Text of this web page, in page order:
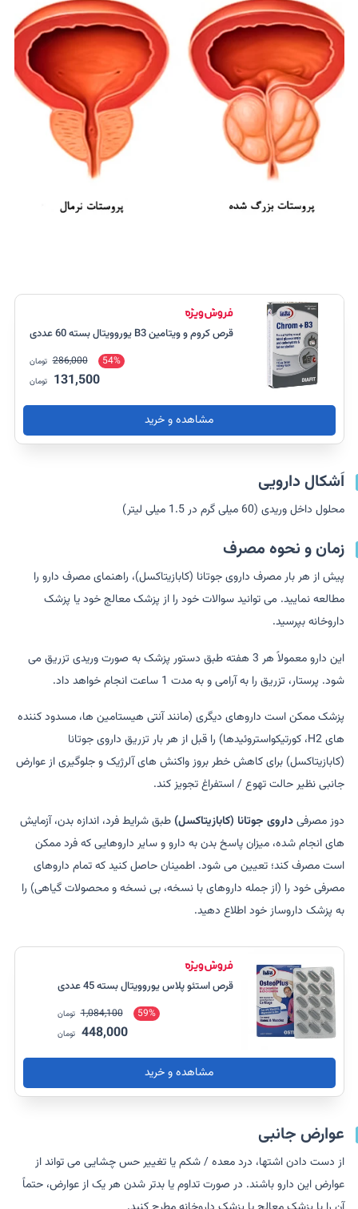
قرص کروم و ویتامین B3 یوروویتال بسته 60 عددی
54%
286,000 تومان
131,500 تومان
مشاهده و خرید
اَشکال دارویی
محلول داخل وریدی (60 میلی گرم در 1.5 میلی لیتر)
زمان و نحوه مصرف
پیش از هر بار مصرف داروی جوتانا (کابازیتاکسل)، راهنمای مصرف دارو را
مطالعه نمایید. می توانید سوالات خود را از پزشک معالج خود یا پزشک
داروخانه بپرسید.
این دارو معمولاً هر 3 هفته طبق دستور پزشک به صورت وریدی تزریق می
شود. پرستار، تزریق را به آرامی و به مدت 1 ساعت انجام خواهد داد.
پزشک ممکن است داروهای دیگری (مانند آنتی هیستامین ها، مسدود کننده
های H2، کورتیکواستروئیدها) را قبل از هر بار تزریق داروی جوتانا
(کابازیتاکسل) برای کاهش خطر بروز واکنش های آلرژیک و جلوگیری از عوارض
جانبی نظیر حالت تهوع / استفراغ تجویز کند.
دوز مصرفیداروی جوتانا (کابازیتاکسل) طبق شرایط فرد، اندازه بدن، آزمایش
های انجام شده، میزان پاسخ بدن به دارو و سایر داروهایی که فرد ممکن
است مصرف کند؛ تعیین می شود. اطمینان حاصل کنید که تمام داروهای
مصرفی خود را (از جمله داروهای با نسخه، بی نسخه و محصولات گیاهی) را
به پزشک داروساز خود اطلاع دهید.
قرص استئو پلاس یوروویتال بسته 45 عددی
59%
1,084,100 تومان
448,000 تومان
مشاهده و خرید
عوارض جانبی
از دست دادن اشتها، درد معده / شکم یا تغییر حس چشایی می تواند از
عوارض این دارو باشند. در صورت تداوم یا بدتر شدن هر یک از عوارض، حتماً